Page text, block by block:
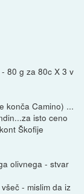
80 g za 80c X 3 v
konča Camino) ...
isto ceno
Škofije
olivnega - stvar
- mislim da iz